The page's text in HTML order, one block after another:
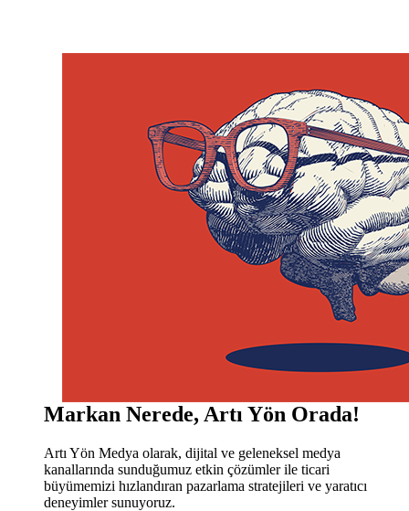
Markan Nerede, Artı Yön Orada!
Artı Yön Medya olarak, dijital ve geleneksel medya
kanallarında sunduğumuz etkin çözümler ile ticari
büyümemizi hızlandıran pazarlama stratejileri ve yaratıcı
deneyimler sunuyoruz.